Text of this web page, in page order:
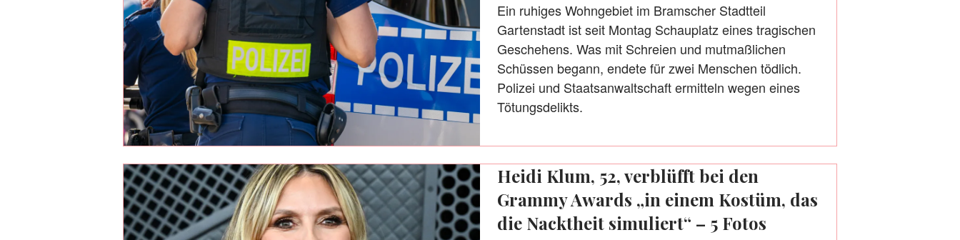
Ein ruhiges Wohngebiet im Bramscher Stadtteil
Gartenstadt ist seit Montag Schauplatz eines tragischen
Geschehens. Was mit Schreien und mutmaßlichen
Schüssen begann, endete für zwei Menschen tödlich.
Polizei und Staatsanwaltschaft ermitteln wegen eines
Tötungsdelikts.
Heidi Klum, 52, verblüfft bei den
Grammy Awards „in einem Kostüm, das
die Nacktheit simuliert“ – 5 Fotos